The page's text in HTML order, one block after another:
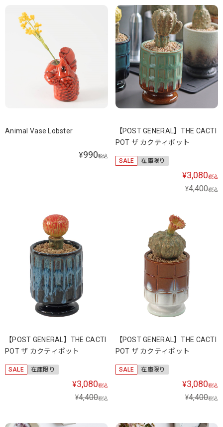
Animal Vase Lobster
¥990税込
【POST GENERAL】THE CACTI
POT ザ カクティポット
SALE 在庫限り
¥3,080税込
¥4,400税込
【POST GENERAL】THE CACTI
POT ザ カクティポット
SALE 在庫限り
¥3,080税込
¥4,400税込
【POST GENERAL】THE CACTI
POT ザ カクティポット
SALE 在庫限り
¥3,080税込
¥4,400税込